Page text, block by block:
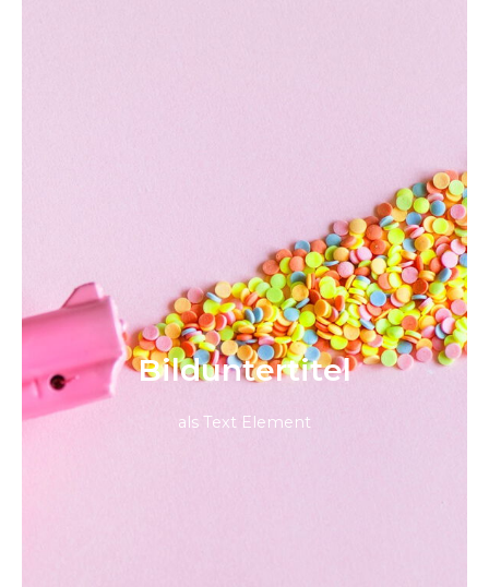
Bild­unter­titel
als Text Element